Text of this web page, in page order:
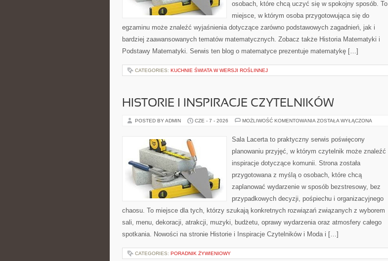
osobach, które chcą uczyć się w spokojny sposób. To
miejsce, w którym osoba przygotowująca się do
egzaminu może znaleźć wyjaśnienia dotyczące zarówno podstawowych zagadnień, jak i
bardziej zaawansowanych tematów matematycznych. Zobacz także Historia Matematyki i
Podstawy Matematyki. Serwis ten blog o matematyce prezentuje matematykę […]
CATEGORIES: KUCHNIE ŚWIATA W WERSJI ROŚLINNEJ
HISTORIE I INSPIRACJE CZYTELNIKÓW
POSTED BY ADMIN CZE - 7 - 2026 MOŻLIWOŚĆ KOMENTOWANIA HISTORIE
CZYTELNIKÓW
ZOSTAŁA WYŁĄCZONA
Sala Lacerta to praktyczny serwis poświęcony
planowaniu przyjęć, w którym czytelnik może znaleźć
inspiracje dotyczące komunii. Strona została
przygotowana z myślą o osobach, które chcą
zaplanować wydarzenie w sposób bezstresowy, bez
przypadkowych decyzji, pośpiechu i organizacyjnego
chaosu. To miejsce dla tych, którzy szukają konkretnych rozwiązań związanych z wyborem
sali, menu, dekoracji, atrakcji, muzyki, budżetu, oprawy wydarzenia oraz atmosfery całego
spotkania. Nowości na stronie Historie i Inspiracje Czytelników i Moda i […]
CATEGORIES: PORADNIK ŻYWIENIOWY